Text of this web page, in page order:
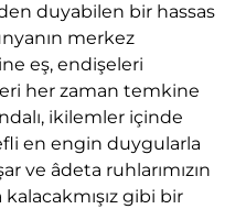
duyabilen bir hassas
merkez
eş, endişeleri
her zaman temkine
ikilemler içinde
en engin duygularla
ve âdeta ruhlarımızın
gibi bir